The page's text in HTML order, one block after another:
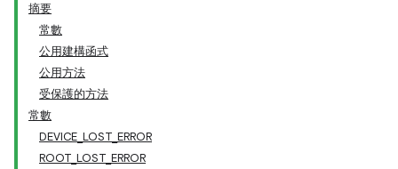
摘要
常數
公用建構函式
公用方法
受保護的方法
常數
DEVICE_LOST_ERROR
ROOT_LOST_ERROR